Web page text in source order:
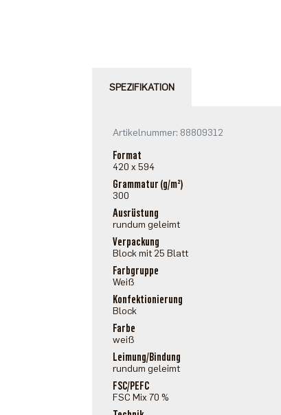
SPEZIFIKATION
Artikelnummer: 88809312
Format
420 x 594
Grammatur (g/m²)
300
Ausrüstung
rundum geleimt
Verpackung
Block mit 25 Blatt
Farbgruppe
Weiß
Konfektionierung
Block
Farbe
weiß
Leimung/Bindung
rundum geleimt
FSC/PEFC
FSC Mix 70 %